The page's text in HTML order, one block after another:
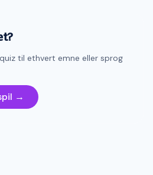
til ethvert emne eller sprog
→